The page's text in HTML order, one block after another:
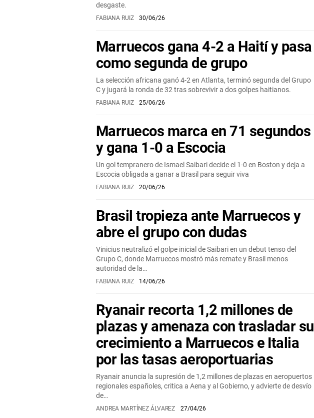
desgaste.
FABIANA RUIZ 30/06/26
Marruecos gana 4-2 a Haití y pasa
como segunda de grupo
La selección africana ganó 4-2 en Atlanta, terminó segunda del Grupo
C y jugará la ronda de 32 tras sobrevivir a dos golpes haitianos.
FABIANA RUIZ 25/06/26
Marruecos marca en 71 segundos
y gana 1-0 a Escocia
Un gol tempranero de Ismael Saibari decide el 1-0 en Boston y deja a
Escocia obligada a ganar a Brasil para seguir viva
FABIANA RUIZ 20/06/26
Brasil tropieza ante Marruecos y
abre el grupo con dudas
Vinicius neutralizó el golpe inicial de Saibari en un debut tenso del
Grupo C, donde Marruecos mostró más remate y Brasil menos
autoridad de la…
FABIANA RUIZ 14/06/26
Ryanair recorta 1,2 millones de
plazas y amenaza con trasladar su
crecimiento a Marruecos e Italia
por las tasas aeroportuarias
Ryanair anuncia la supresión de 1,2 millones de plazas en aeropuertos
regionales españoles, critica a Aena y al Gobierno, y advierte de desvío
de…
ANDREA MARTÍNEZ ÁLVAREZ 27/04/26